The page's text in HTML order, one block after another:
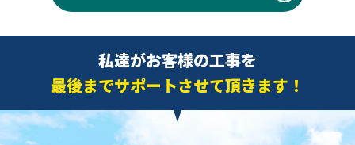
私達がお客様の工事を
最後までサポートさせて頂きます！